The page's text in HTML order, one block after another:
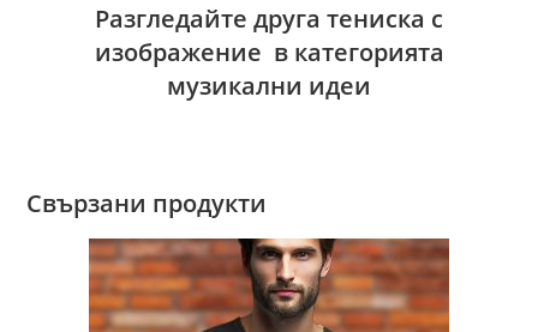
Разгледайте друга тениска с
изображение в категорията
музикални идеи
Свързани продукти